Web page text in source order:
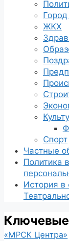
ЖКХ
Спорт
Частные
Политика
История в
Ключевые
«МРСК Центра»